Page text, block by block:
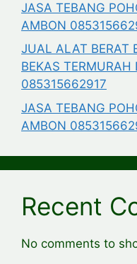
JASA TEBANG
AMBON
JUAL ALAT BERAT
BEKAS TERMURAH
085315662917
JASA TEBANG
AMBON
Recent
No comments to